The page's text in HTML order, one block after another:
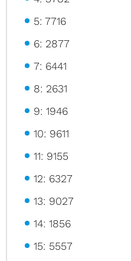
5: 7716
6: 2877
7: 6441
8: 2631
9: 1946
10: 9611
11: 9155
12: 6327
13: 9027
14: 1856
15: 5557